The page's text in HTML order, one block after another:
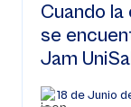
Cuando
se
Jam
18 de Junio